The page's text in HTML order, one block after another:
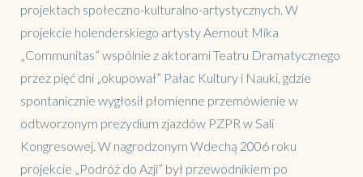
projektach społeczno-kulturalno-artystycznych. W
projekcie holenderskiego artysty Aernout Mika
„Communitas” wspólnie z aktorami Teatru Dramatycznego
przez pięć dni „okupował” Pałac Kultury i Nauki, gdzie
spontanicznie wygłosił płomienne przemówienie w
odtworzonym prezydium zjazdów PZPR w Sali
Kongresowej. W nagrodzonym Wdechą 2006 roku
projekcie „Podróż do Azji” był przewodnikiem po